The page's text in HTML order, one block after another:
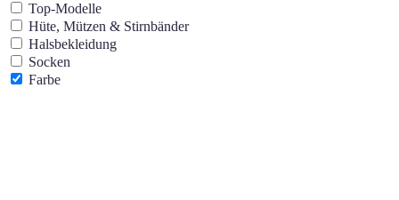
Top-Modelle
Hüte, Mützen & Stirnbänder
Halsbekleidung
Socken
Farbe